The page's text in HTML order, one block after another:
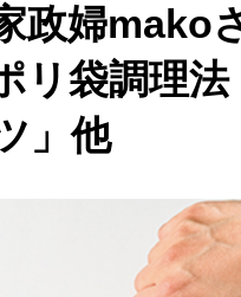
政婦mako
リ袋調理
」他